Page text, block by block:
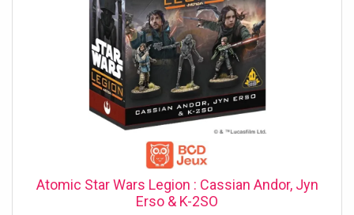
Atomic Star Wars Legion : Cassian Andor, Jyn
Erso & K-2SO